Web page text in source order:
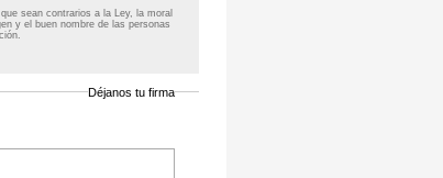
sean contrarios a la Ley, la moral
y el buen nombre de las personas
Déjanos tu firma